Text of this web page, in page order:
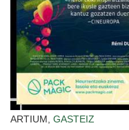
ARTIUM, GASTEIZ